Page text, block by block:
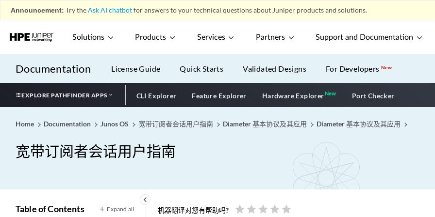
Announcement: Try theAsk AI chatbotfor answers to your technical questions about Juniper products and solutions.
Solutions Products Services Partners Support and Documentation
Documentation License Guide Quick Starts Validated Designs For DevelopersNew
EXPLORE PATHFINDER APPS CLI Explorer Feature Explorer Hardware ExplorerNewNew application
Port Checker
Home Documentation Junos OS 宽带订阅者会话用户指南 Diameter 基本协议及其应用 Diameter 基本协议及其应用
宽带订阅者会话用户指南
keyboard_arrow_left
Table of Contents Expand all 机器翻译对您有帮助吗? star star star star star